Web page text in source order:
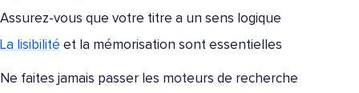
Assurez-vous que votre titre a un sens logique
La lisibilité et la mémorisation sont essentielles
Ne faites jamais passer les moteurs de recherche